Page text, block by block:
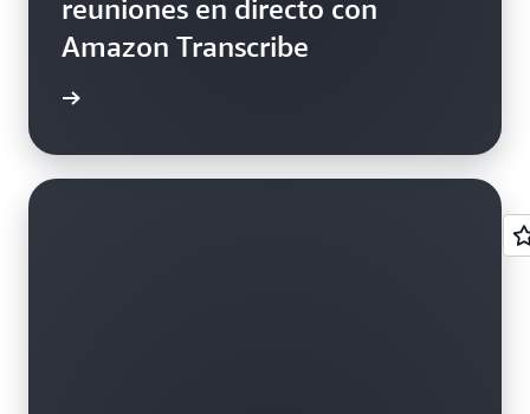
reuniones en directo con
Amazon Transcribe